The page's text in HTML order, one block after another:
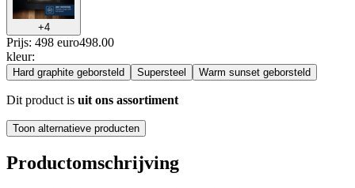
+4
Prijs: 498 euro498.00
kleur:
Hard graphite geborsteld Supersteel Warm sunset geborsteld
Dit product is uit ons assortiment
Toon alternatieve producten
Productomschrijving